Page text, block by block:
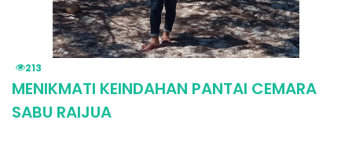
213
MENIKMATI KEINDAHAN PANTAI CEMARA
SABU RAIJUA